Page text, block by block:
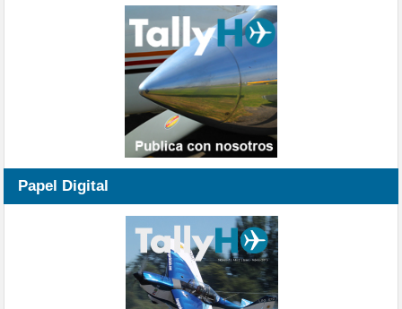
Papel Digital